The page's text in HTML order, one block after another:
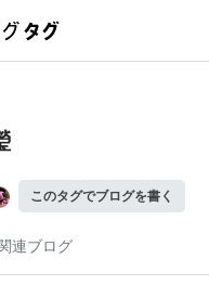
このタグでブログを書く
連ブログ